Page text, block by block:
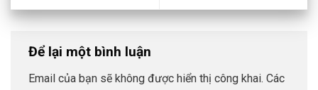
Để lại một bình luận
Email của bạn sẽ không được hiển thị công khai. Các